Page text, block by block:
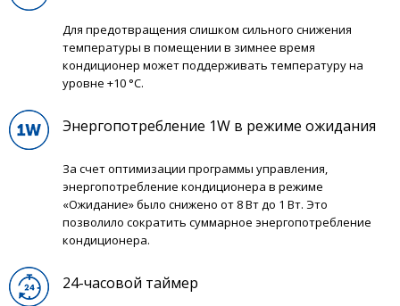
Для предотвращения слишком сильного снижения
температуры в помещении в зимнее время
кондиционер может поддерживать температуру на
уровне +10 °С.
Энергопотребление 1W в режиме ожидания
За счет оптимизации программы управления,
энергопотребление кондиционера в режиме
«Ожидание» было снижено от 8 Вт до 1 Вт. Это
позволило сократить суммарное энергопотребление
кондиционера.
24-часовой таймер